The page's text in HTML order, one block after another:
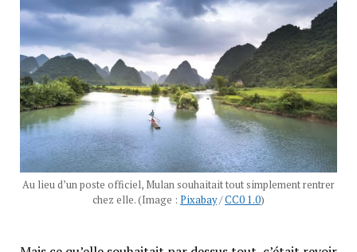
Au lieu d’un poste officiel, Mulan souhaitait tout simplement rentrer
chez elle. (Image : Pixabay/CC0 1.0)